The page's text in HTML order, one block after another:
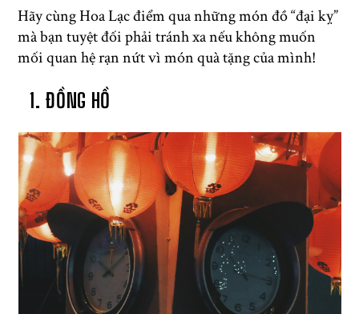
Hãy cùng Hoa Lạc điểm qua những món đồ “đại kỵ”
mà bạn tuyệt đối phải tránh xa nếu không muốn
mối quan hệ rạn nứt vì món quà tặng của mình!
1. ĐỒNG HỒ